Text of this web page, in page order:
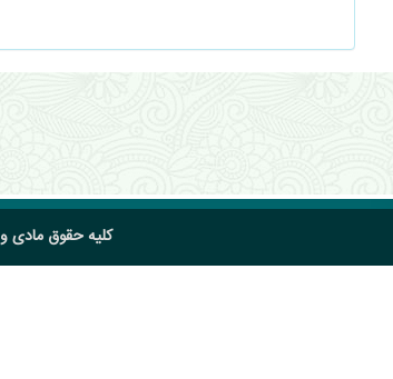
کلیه حقوق